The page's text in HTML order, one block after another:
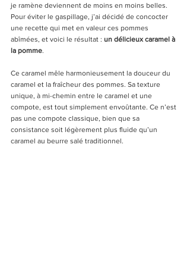
je ramène deviennent de moins en moins belles.
Pour éviter le gaspillage, j’ai décidé de concocter
une recette qui met en valeur ces pommes
abîmées, et voici le résultat : un délicieux caramel à
la pomme
Ce caramel mêle harmonieusement la douceur du
caramel et la fraîcheur des pommes. Sa texture
unique, à mi-chemin entre le caramel et une
compote, est tout simplement envoûtante. Ce n’est
pas une compote classique, bien que sa
consistance soit légèrement plus fluide qu’un
caramel au beurre salé traditionnel.